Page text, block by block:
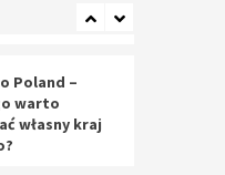
cyfrowe
Poland –
warto
własny kraj